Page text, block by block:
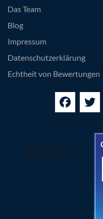
Das Team
Blog
Impressum
Datenschutzerklärung
Echtheit von Bewertungen